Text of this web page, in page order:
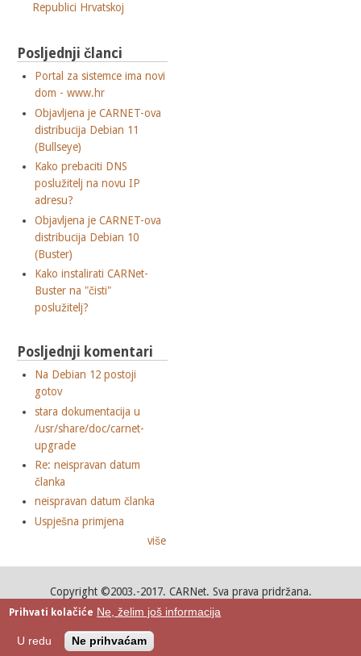
Republici Hrvatskoj
Posljednji članci
Portal za sistemce ima novi
dom - www.hr
Objavljena je CARNET-ova
distribucija Debian 11
(Bullseye)
Kako prebaciti DNS
poslužitelj na novu IP
adresu?
Objavljena je CARNET-ova
distribucija Debian 10
(Buster)
Kako instalirati CARNet-
Buster na "čisti"
poslužitelj?
Posljednji komentari
Na Debian 12 postoji
gotov
stara dokumentacija u
/usr/share/doc/carnet-
upgrade
Re: neispravan datum
članka
neispravan datum članka
Uspješna primjena
više
Copyright ©2003.-2017. CARNet. Sva prava pridržana.
Mail to portal-team(at)CARNet.hr
Prihvati kolačiće Ne, želim još informacija
U redu Ne prihvaćam